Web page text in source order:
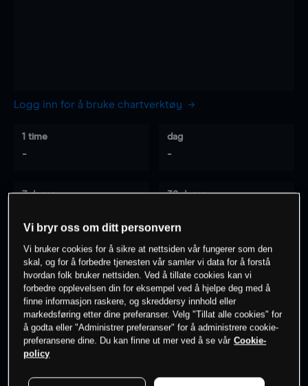
Logg inn for å bruke chartverktøy
1 time
-
dag
-
7 dager 30 dager
0% av kunder erpå dette instrumentet
Søk om konto
Vi bryr oss om ditt personvern
Vi bruker cookies for å sikre at nettsiden vår fungerer som den
skal, og for å forbedre tjenesten vår samler vi data for å forstå
hvordan folk bruker nettsiden. Ved å tillate cookies kan vi
forbedre opplevelsen din for eksempel ved å hjelpe deg med å
finne informasjon raskere, og skreddersy innhold eller
markedsføring etter dine preferanser. Velg "Tillat alle cookies" for
å godta eller "Administrer preferanser" for å administrere cookie-
preferansene dine. Du kan finne ut mer ved å se vår Cookie-
policy